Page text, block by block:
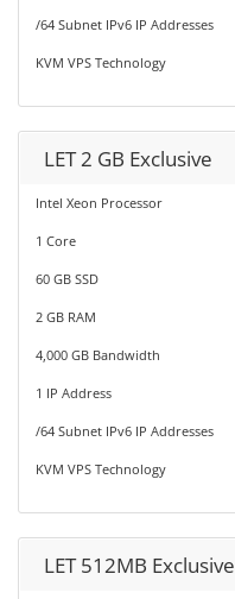
/64 Subnet IPv6 IP Addresses
KVM VPS Technology
LET 2 GB Exclusive
Intel Xeon Processor
1 Core
60 GB SSD
2 GB RAM
4,000 GB Bandwidth
1 IP Address
/64 Subnet IPv6 IP Addresses
KVM VPS Technology
LET 512MB Exclusive